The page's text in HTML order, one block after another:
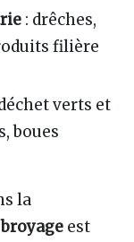
: drêches,
filière
verts et
boues
la
broyage est